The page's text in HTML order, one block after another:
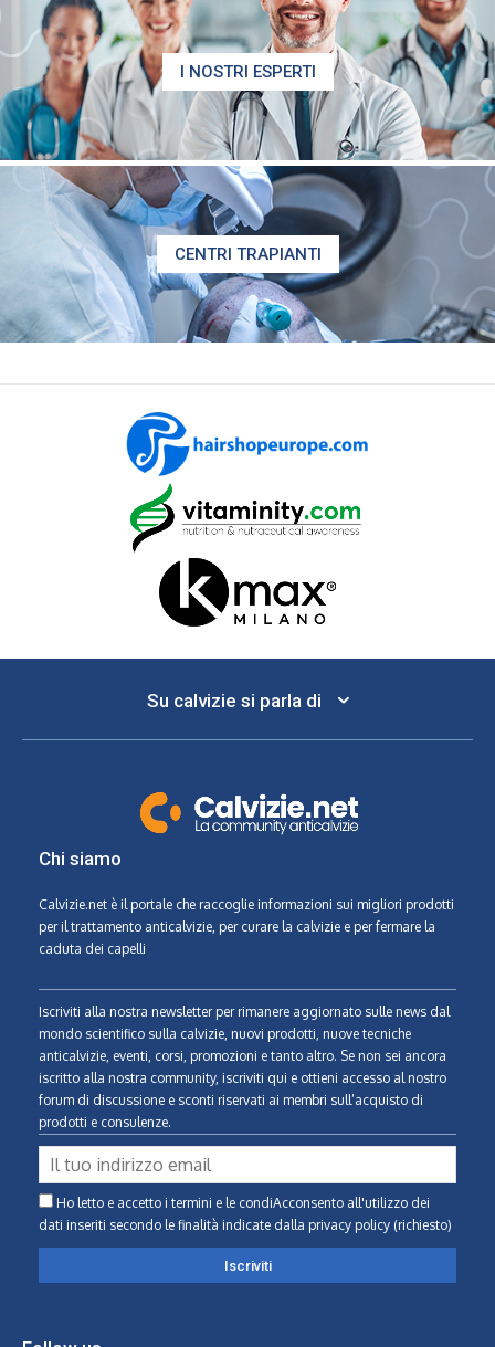
I NOSTRI ESPERTI
CENTRI TRAPIANTI
Su calvizie si parla di
Chi siamo
Calvizie.net è il portale che raccoglie informazioni sui migliori prodotti
per il trattamento anticalvizie, per curare la calvizie e per fermare la
caduta dei capelli
Iscriviti alla nostra newsletter per rimanere aggiornato sulle news dal
mondo scientifico sulla calvizie, nuovi prodotti, nuove tecniche
anticalvizie, eventi, corsi, promozioni e tanto altro. Se non sei ancora
iscritto alla nostra community, iscriviti qui e ottieni accesso al nostro
forum di discussione e sconti riservati ai membri sull’acquisto di
prodotti e consulenze.
Ho letto e accetto i termini e le condiAcconsento all'utilizzo dei
dati inseriti secondo le finalità indicate dalla privacy policy (richiesto)